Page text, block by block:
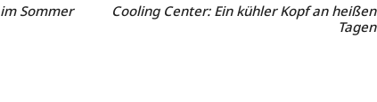
Sommer
Cooling Center: Ein kühler Kopf an heißen
Tagen